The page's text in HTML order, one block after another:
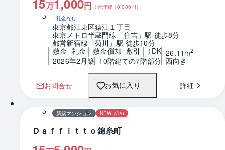
15万1,000円 （管理費 10,000円）
礼金なし
東京都江東区猿江１丁目
東京メトロ半蔵門線「住吉」駅 徒歩8分
都営新宿線「菊川」駅 徒歩10分
敷金- 礼金- 敷金償却- 敷引- 1DK 26.11m2
2026年2月築 10階建ての7階部分 西向き
お問合せ お気に入り 詳細
1 / 0 間取り
新築マンション NEW 7/26
Ｄａｆｆｉｔｔｏ錦糸町